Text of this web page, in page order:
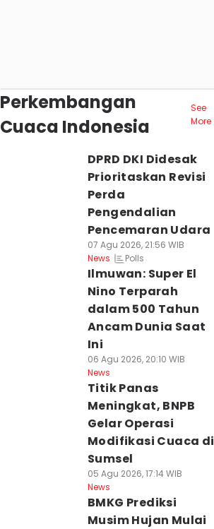
Perkembangan
Cuaca Indonesia
See
More
DPRD DKI Didesak
Prioritaskan Revisi
Perda
Pengendalian
Pencemaran Udara
07 Agu 2026, 21:56 WIB
News
Polls
Ilmuwan: Super El
Nino Terparah
dalam 500 Tahun
Ancam Dunia Saat
Ini
06 Agu 2026, 20:10 WIB
News
Titik Panas
Meningkat, BNPB
Gelar Operasi
Modifikasi Cuaca di
Sumsel
05 Agu 2026, 17:14 WIB
News
BMKG Prediksi
Musim Hujan Mulai